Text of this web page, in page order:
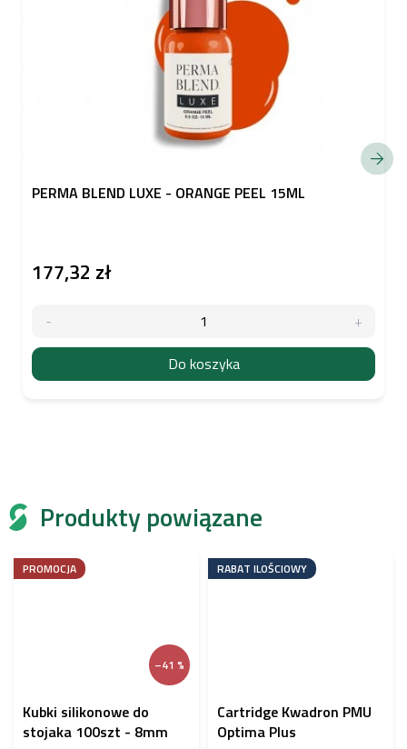
Produkty powiązane
PROMOCJA
–41 %
Kubki silikonowe do
stojaka 100szt - 8mm
RABAT ILOŚCIOWY
Cartridge Kwadron PMU
Optima Plus
PERMA BLEND LUXE - ORANGE PEEL 15ML
177,32 zł
Do koszyka